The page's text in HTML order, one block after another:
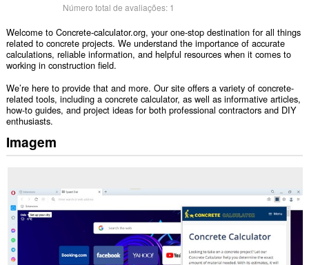
Número total de avaliações: 1
Welcome to Concrete-calculator.org, your one-stop destination for all things
related to concrete projects. We understand the importance of accurate
calculations, reliable information, and helpful resources when it comes to
working in construction field.
We’re here to provide that and more. Our site offers a variety of concrete-
related tools, including a concrete calculator, as well as informative articles,
how-to guides, and project ideas for both professional contractors and DIY
enthusiasts.
Imagem